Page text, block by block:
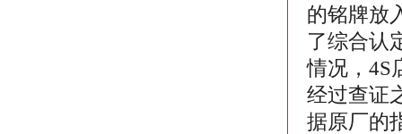
的铭牌放
了综合认
情况，4S
经过查证
据原厂的